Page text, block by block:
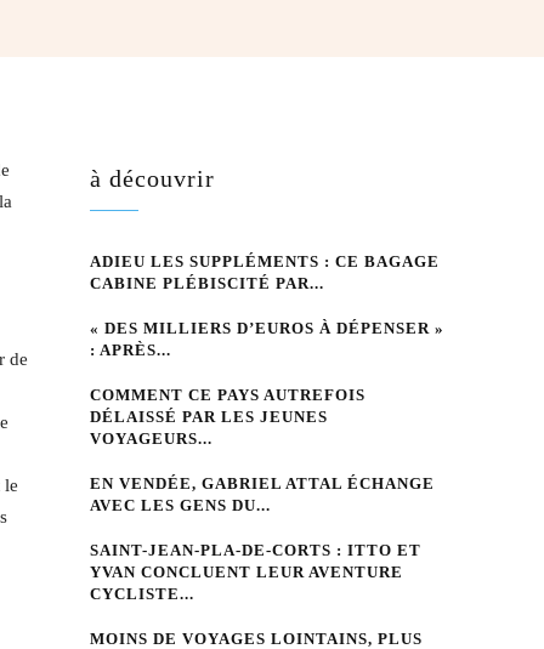
de
le
à découvrir
ADIEU LES SUPPLÉMENTS : CE BAGAGE
CABINE PLÉBISCITÉ PAR...
« DES MILLIERS D’EUROS À DÉPENSER »
: APRÈS...
COMMENT CE PAYS AUTREFOIS
DÉLAISSÉ PAR LES JEUNES
VOYAGEURS...
EN VENDÉE, GABRIEL ATTAL ÉCHANGE
AVEC LES GENS DU...
SAINT-JEAN-PLA-DE-CORTS : ITTO ET
YVAN CONCLUENT LEUR AVENTURE
CYCLISTE...
MOINS DE VOYAGES LOINTAINS, PLUS